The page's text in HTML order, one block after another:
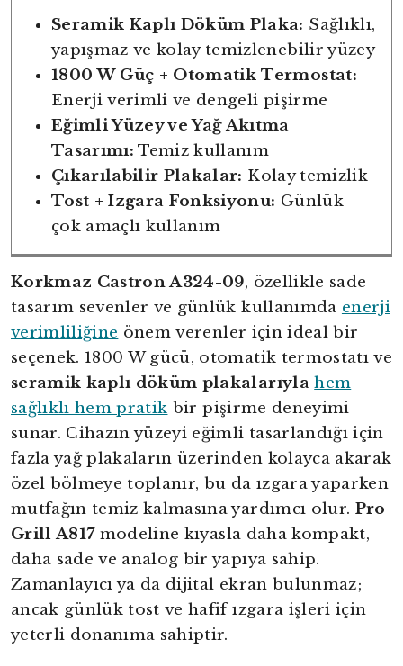
Seramik Kaplı Döküm Plaka: Sağlıklı,
yapışmaz ve kolay temizlenebilir yüzey
1800 W Güç + Otomatik Termostat:
Enerji verimli ve dengeli pişirme
Eğimli Yüzey ve Yağ Akıtma
Tasarımı: Temiz kullanım
Çıkarılabilir Plakalar: Kolay temizlik
Tost + Izgara Fonksiyonu: Günlük
çok amaçlı kullanım
Korkmaz Castron A324-09, özellikle sade
tasarım sevenler ve günlük kullanımda enerji
verimliliğine önem verenler için ideal bir
seçenek. 1800 W gücü, otomatik termostatı ve
seramik kaplı döküm plakalarıyla hem
sağlıklı hem pratik bir pişirme deneyimi
sunar. Cihazın yüzeyi eğimli tasarlandığı için
fazla yağ plakaların üzerinden kolayca akarak
özel bölmeye toplanır, bu da ızgara yaparken
mutfağın temiz kalmasına yardımcı olur. Pro
Grill A817modeline kıyasla daha kompakt,
daha sade ve analog bir yapıya sahip.
Zamanlayıcı ya da dijital ekran bulunmaz;
ancak günlük tost ve hafif ızgara işleri için
yeterli donanıma sahiptir.